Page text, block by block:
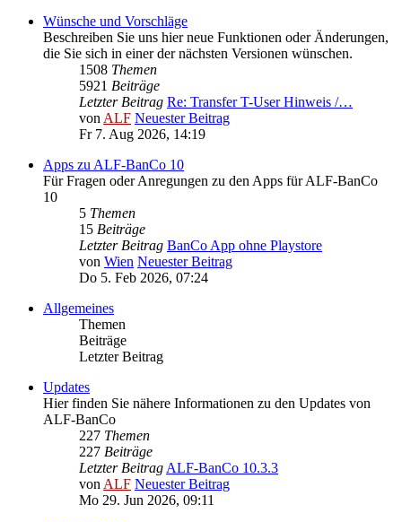
Wünsche und Vorschläge
Beschreiben Sie uns hier neue Funktionen oder Änderungen,
die Sie sich in einer der nächsten Versionen wünschen.
1508 Themen
5921 Beiträge
Letzter Beitrag Re: Transfer T-User Hinweis /…
vonALF Neuester Beitrag
Fr 7. Aug 2026, 14:19
Apps zu ALF-BanCo 10
Für Fragen oder Anregungen zu den Apps für ALF-BanCo
10
5 Themen
15 Beiträge
Letzter Beitrag BanCo App ohne Playstore
von Wien Neuester Beitrag
Do 5. Feb 2026, 07:24
Allgemeines
Themen
Beiträge
Letzter Beitrag
Updates
Hier finden Sie nähere Informationen zu den Updates von
ALF-BanCo
227 Themen
227 Beiträge
Letzter BeitragALF-BanCo 10.3.3
vonALF Neuester Beitrag
Mo 29. Jun 2026, 09:11